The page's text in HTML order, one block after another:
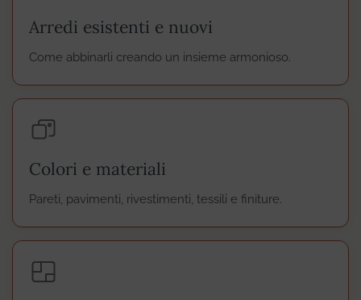
Arredi esistenti e nuovi
Come abbinarli creando un insieme armonioso.
Colori e materiali
Pareti, pavimenti, rivestimenti, tessili e finiture.